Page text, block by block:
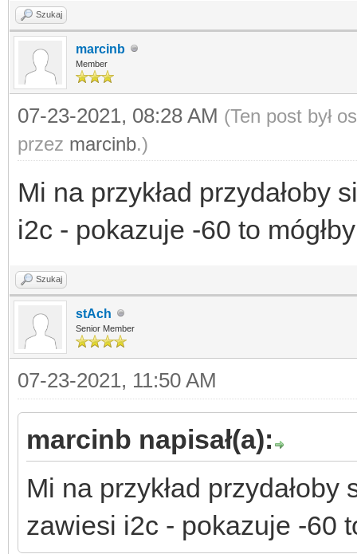
Szukaj
marcinb
Member
07-23-2021, 08:28 AM (Ten post był
przez marcinb.)
Mi na przykład przydałoby
i2c - pokazuje -60 to
Szukaj
stAch
Senior Member
07-23-2021, 11:50 AM
marcinb napisał(a):
Mi na przykład
zawiesi i2c - pokazuje -60